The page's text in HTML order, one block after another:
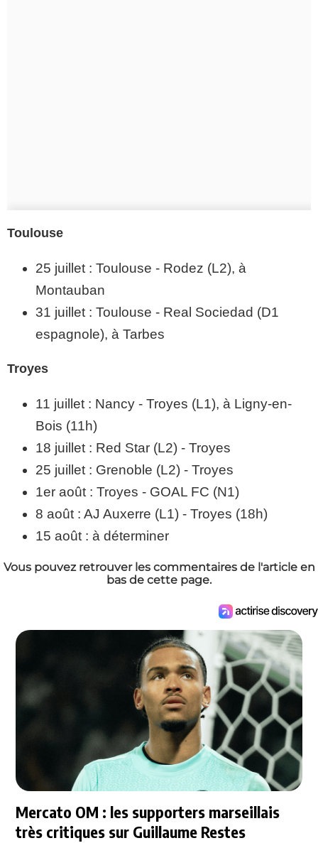
Toulouse
25 juillet : Toulouse - Rodez (L2), à
Montauban
31 juillet : Toulouse - Real Sociedad (D1
espagnole), à Tarbes
Troyes
11 juillet : Nancy - Troyes (L1), à Ligny-en-
Bois (11h)
18 juillet : Red Star (L2) - Troyes
25 juillet : Grenoble (L2) - Troyes
1er août : Troyes - GOAL FC (N1)
8 août : AJ Auxerre (L1) - Troyes (18h)
15 août : à déterminer
Vous pouvez retrouver les commentaires de l'article en
bas de cette page.
Mercato OM : les supporters marseillais
très critiques sur Guillaume Restes